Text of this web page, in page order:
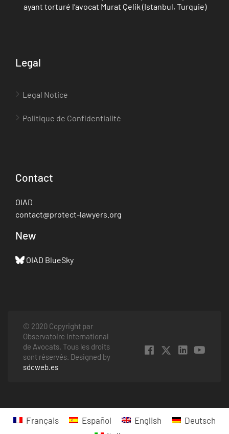
ayant torturé l’avocat Murat Çelik (Istanbul, Turquie)
Legal
Legal Notice
Politique de Confidentialité
Contact
OIAD
contact@protect-lawyers.org
New
OIAD BlueSky
© 2020 Copyright par
Observatoire International
de Avocats. Tous les droits
sont réservés. Designed by
sdcweb.es
Français Español English
Deutsch